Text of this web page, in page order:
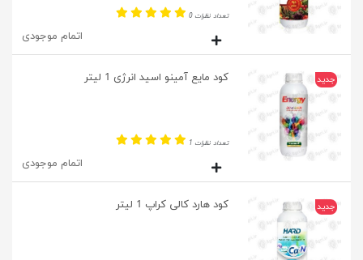
تعداد نظرات 0
اتمام موجودی
جدید کود مایع آمینو اسید انرژی 1 لیتر
تعداد نظرات 1
اتمام موجودی
جدید کود هارد کالی کراپ 1 لیتر